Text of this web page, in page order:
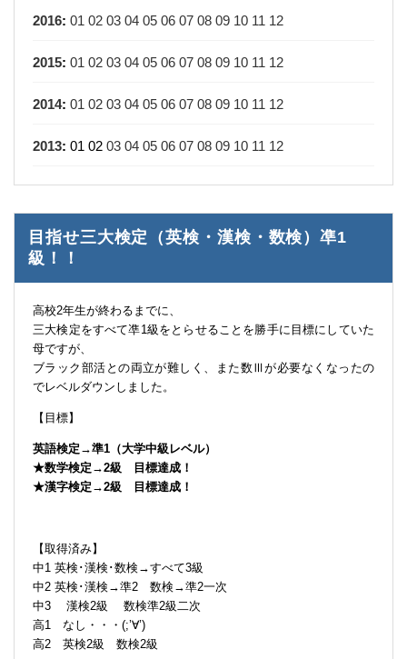
2016: 01 02 03 04 05 06 07 08 09 10 11 12
2015: 01 02 03 04 05 06 07 08 09 10 11 12
2014: 01 02 03 04 05 06 07 08 09 10 11 12
2013: 01 02 03 04 05 06 07 08 09 10 11 12
目指せ三大検定（英検・漢検・数検）凖1
級！！
高校2年生が終わるまでに、
三大検定をすべて凖1級をとらせることを勝手に目標にしていた
母ですが、
ブラック部活との両立が難しく、また数Ⅲが必要なくなったの
でレベルダウンしました。
【目標】
英語検定→準1（大学中級レベル）
★数学検定→2級 目標達成！
★漢字検定→2級 目標達成！
【取得済み】
中1 英検･漢検･数検→すべて3級
中2 英検･漢検→準2 数検→準2一次
中3 漢検2級 数検準2級二次
高1 なし・・・(;’∀’)
高2 英検2級 数検2級